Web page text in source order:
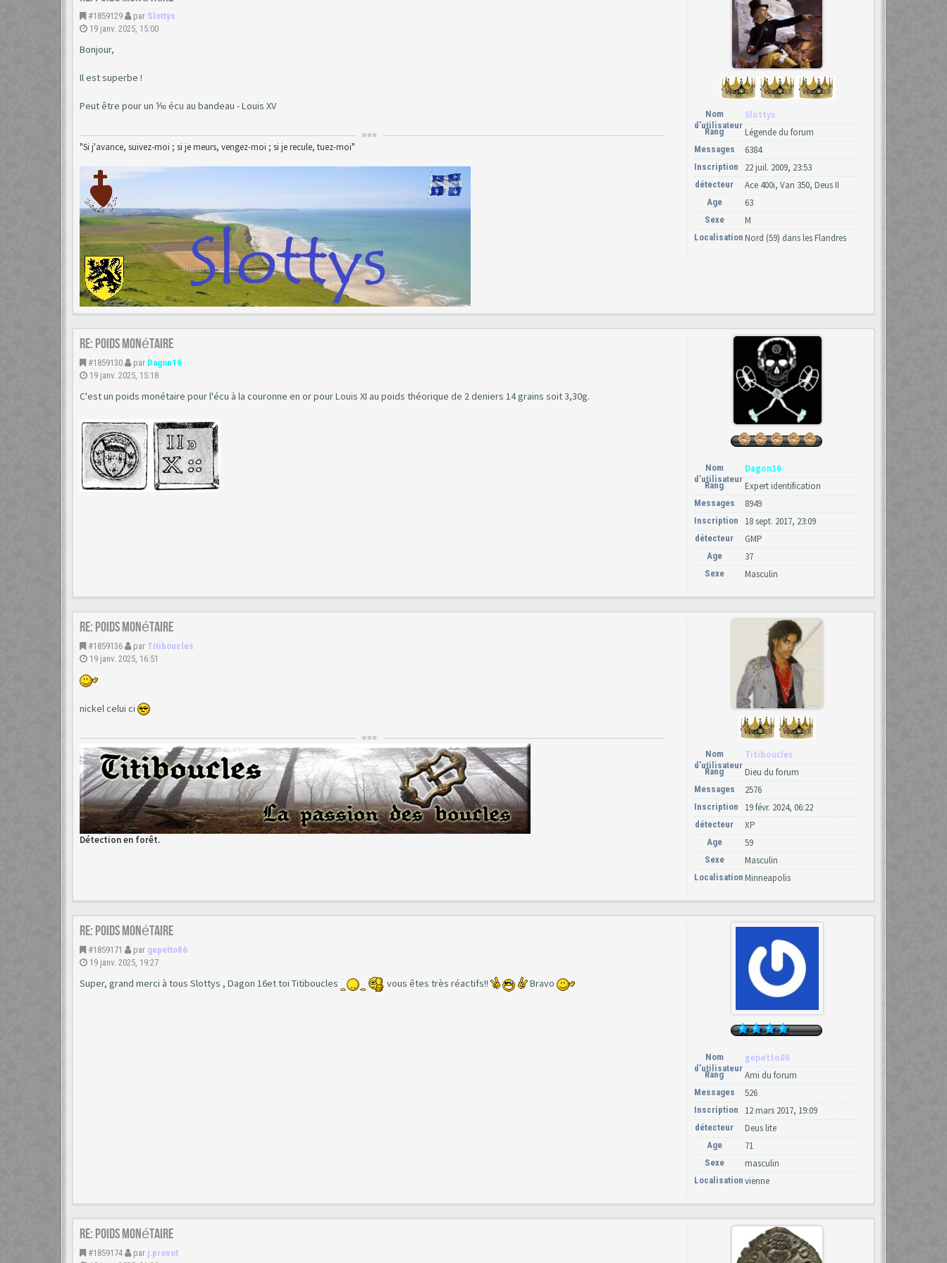
#1859129 par Slottys
19 janv. 2025, 15:00
Bonjour,
Il est superbe !
Peut être pour un ⅒ écu au bandeau - Louis XV
"Si j'avance, suivez-moi ; si je meurs, vengez-moi ; si je recule, tuez-moi"
Nom
d’utilisateur
Slottys
Rang Légende du forum
Messages 6384
Inscription 22 juil. 2009, 23:53
détecteur Ace 400i, Van 350, Deus II
Age 63
Sexe M
Localisation Nord (59) dans les Flandres
Re: poids monétaire
#1859130 par Dagon16
19 janv. 2025, 15:18
C'est un poids monétaire pour l'écu à la couronne en or pour Louis XI au poids théorique de 2 deniers 14 grains soit 3,30g.
Nom
d’utilisateur
Dagon16
Rang Expert identification
Messages 8949
Inscription 18 sept. 2017, 23:09
détecteur GMP
Age 37
Sexe Masculin
Re: poids monétaire
#1859136 par Titiboucles
19 janv. 2025, 16:51
nickel celui ci
Détection en forêt.
Nom
d’utilisateur
Titiboucles
Rang Dieu du forum
Messages 2576
Inscription 19 févr. 2024, 06:22
détecteur XP
Age 59
Sexe Masculin
Localisation Minneapolis
Re: poids monétaire
#1859171 par gepetto86
19 janv. 2025, 19:27
Super, grand merci à tous Slottys , Dagon 16et toi Titiboucles vous êtes très réactifs!! Bravo
Nom
d’utilisateur
gepetto86
Rang Ami du forum
Messages 526
Inscription 12 mars 2017, 19:09
détecteur Deus lite
Age 71
Sexe masculin
Localisation vienne
Re: poids monétaire
#1859174 par j.provot